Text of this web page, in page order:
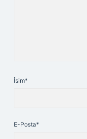
İsim*
E-Posta*